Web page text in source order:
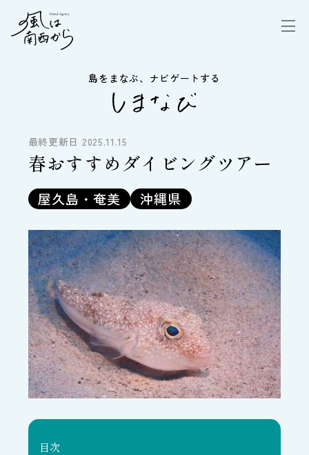
島をまなぶ、ナビゲートする
最終更新日 2025.11.15
春おすすめダイビングツアー
屋久島・奄美 沖縄県
目次